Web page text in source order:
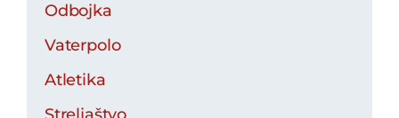
Odbojka
Vaterpolo
Atletika